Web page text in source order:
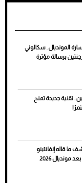
أشهر
المونديال.. سكالوني
برسالة مؤثرة
تقنية جديدة تمنح
ما قاله إنفانتينو
مونديال 2026